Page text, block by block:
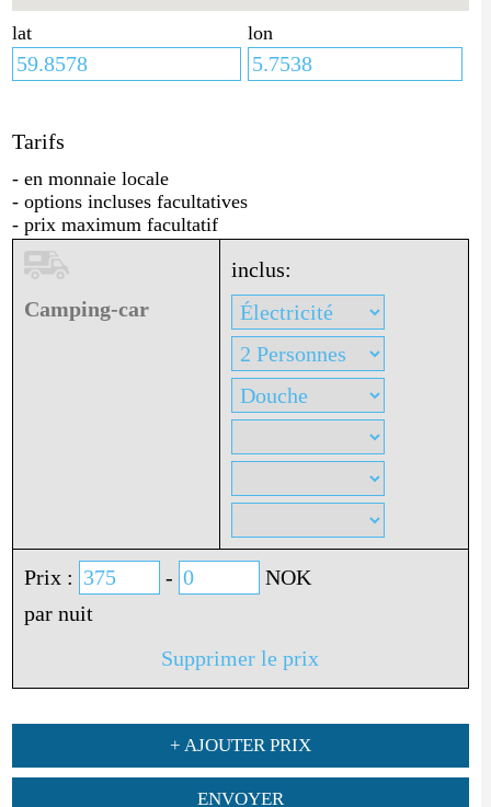
lat lon
Tarifs
- en monnaie locale
- options incluses facultatives
- prix maximum facultatif
Camping-car
inclus:
Prix : -
NOK
par nuit
Supprimer le prix
+ AJOUTER PRIX
ENVOYER